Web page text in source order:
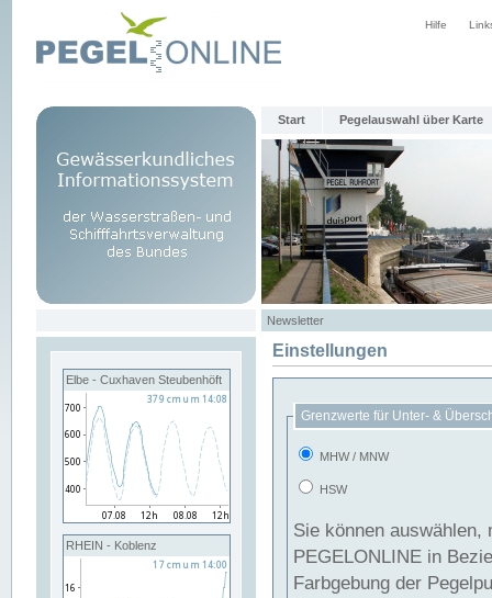
Hilfe
Start Pegelauswahl über Karte
Newsletter
Elbe - Cuxhaven Steubenhöft
RHEIN - Koblenz
Einstellungen
Grenzwerte für Unter- &
MHW / MNW
HSW
Sie können
PEGELONLINE in Beziehung
Farbgebung der